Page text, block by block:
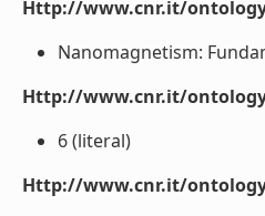
Http://www.cnr.it/
Nanomagnetism:
Http://www.cnr.it/
6 (literal)
Http://www.cnr.it/